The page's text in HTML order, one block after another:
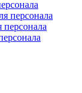
персонала